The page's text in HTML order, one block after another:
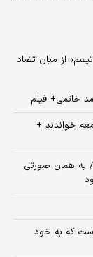
از میان تضاد
خاتمی+ فیلم
خواندند +
به همان صورتی
که به خود